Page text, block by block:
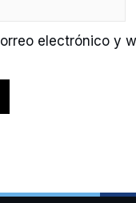
electrónico y